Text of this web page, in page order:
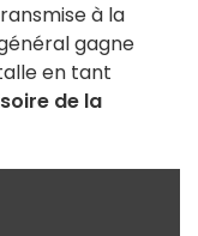
à la
gagne
en tant
de la